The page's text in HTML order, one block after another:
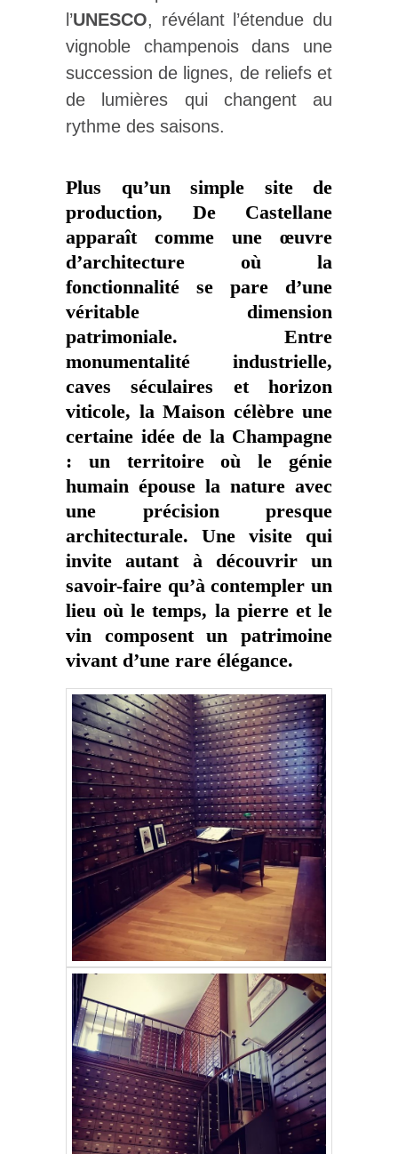
l’UNESCO, révélant l’étendue du
vignoble champenois dans une
succession de lignes, de reliefs et
de lumières qui changent au
rythme des saisons.
Plus qu’un simple site de
production, De Castellane
apparaît comme une œuvre
d’architecture où la
fonctionnalité se pare d’une
véritable dimension
patrimoniale. Entre
monumentalité industrielle,
caves séculaires et horizon
viticole, la Maison célèbre une
certaine idée de la Champagne
: un territoire où le génie
humain épouse la nature avec
une précision presque
architecturale. Une visite qui
invite autant à découvrir un
savoir-faire qu’à contempler un
lieu où le temps, la pierre et le
vin composent un patrimoine
vivant d’une rare élégance.